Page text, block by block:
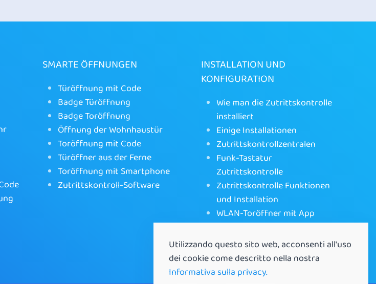
SMARTE ÖFFNUNGEN
Türöffnung mit Code
Badge Türöffnung
Badge Toröffnung
Öffnung der Wohnhaustür
Toröffnung mit Code
Türöffner aus der Ferne
Toröffnung mit Smartphone
Zutrittskontroll-Software
INSTALLATION UND
KONFIGURATION
Wie man die Zutrittskontrolle
installiert
Einige Installationen
Zutrittskontrollzentralen
Funk-Tastatur
Zutrittskontrolle
Zutrittskontrolle Funktionen
und Installation
WLAN-Toröffner mit App
Utilizzando questo sito web, acconsenti all'uso
dei cookie come descritto nella nostra
Informativa sulla privacy.